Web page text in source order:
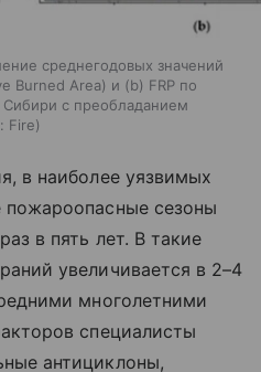
среднегодовых значений
Burned Area) и (b) FRP по
с преобладанием
Fire
в наиболее уязвимых
пожароопасные сезоны
в пять лет. В такие
увеличивается в 2–4
многолетними
специалисты
антициклоны,